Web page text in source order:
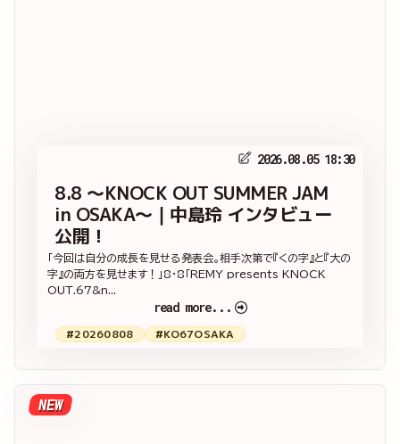
2026.08.05 18:30
8.8 ～KNOCK OUT SUMMER JAM
in OSAKA～｜中島玲 インタビュー
公開！
「今回は自分の成長を見せる発表会。相手次第で『くの字』と『大の
字』の両方を見せます！」8・8「REMY presents KNOCK
OUT.67&n...
read more...
#20260808 #KO67OSAKA
NEW